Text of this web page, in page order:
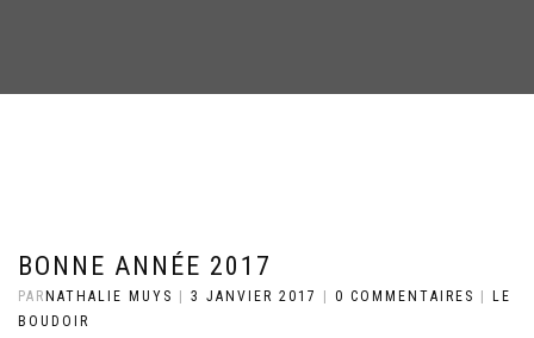
BONNE ANNÉE 2017
PAR NATHALIE MUYS 3 JANVIER 2017 0 COMMENTAIRES
LE
BOUDOIR